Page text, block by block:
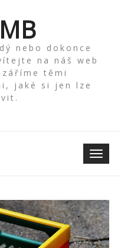
nebo dokonce
na náš web
těmi
jaké si jen lze
Toggle